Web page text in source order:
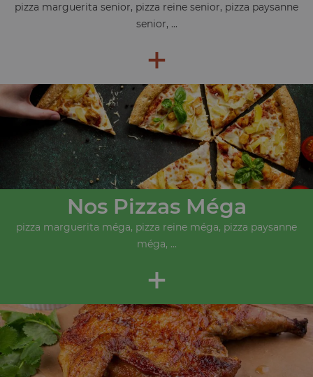
pizza marguerita senior, pizza reine senior, pizza paysanne
senior, ...
+
Nos Pizzas Méga
pizza marguerita méga, pizza reine méga, pizza paysanne
méga, ...
+